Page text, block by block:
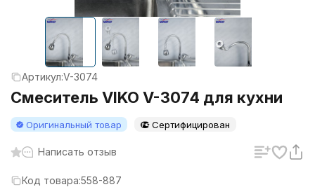
Артикул:V-3074
Смеситель VIKO V-3074 для кухни
Оригинальный товар Сертифицирован
Написать отзыв
Код товара:558-887